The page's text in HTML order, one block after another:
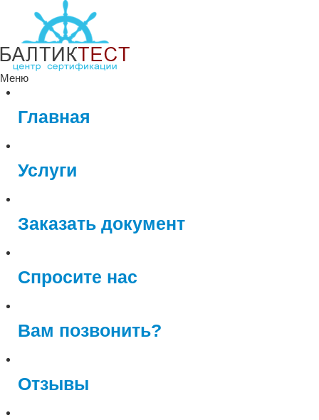
Меню
Главная
Услуги
Заказать документ
Спросите нас
Вам позвонить?
Отзывы